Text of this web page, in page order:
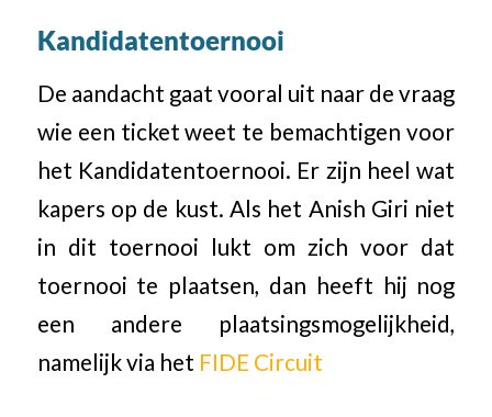
Kandidatentoernooi
De aandacht gaat vooral uit naar de vraag
wie een ticket weet te bemachtigen voor
het Kandidatentoernooi. Er zijn heel wat
kapers op de kust. Als het Anish Giri niet
in dit toernooi lukt om zich voor dat
toernooi te plaatsen, dan heeft hij nog
een andere plaatsingsmogelijkheid,
namelijk via het FIDE Circuit